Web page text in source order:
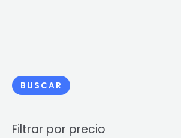
BUSCAR
Filtrar por precio